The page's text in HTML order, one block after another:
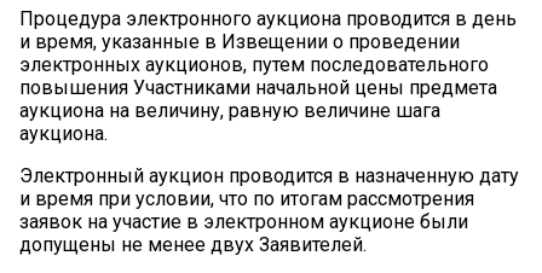
Процедура электронного аукциона проводится в день
и время, указанные в Извещении о проведении
электронных аукционов, путем последовательного
повышения Участниками начальной цены предмета
аукциона на величину, равную величине шага
аукциона.
Электронный аукцион проводится в назначенную дату
и время при условии, что по итогам рассмотрения
заявок на участие в электронном аукционе были
допущены не менее двух Заявителей.